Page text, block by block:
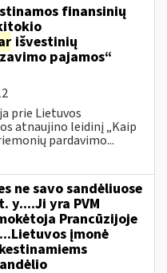
finansinių
išvestinių
pajamos“
prie Lietuvos
atnaujino leidinį „Kaip
pardavimo...
ne savo sandėliuose
y....Ji yra PVM
Prancūzijoje
įmonė